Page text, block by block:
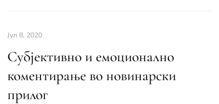
Јул 8, 2020
Субјективно и емоционално
коментирање во новинарски
прилог